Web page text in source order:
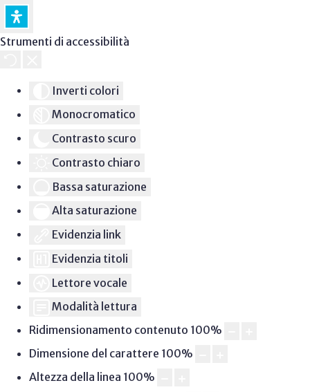
Strumenti di accessibilità
Inverti colori
Monocromatico
Contrasto scuro
Contrasto chiaro
Bassa saturazione
Alta saturazione
Evidenzia link
Evidenzia titoli
Lettore vocale
Modalità lettura
Ridimensionamento contenuto 100%
Dimensione del carattere 100%
Altezza della linea 100%